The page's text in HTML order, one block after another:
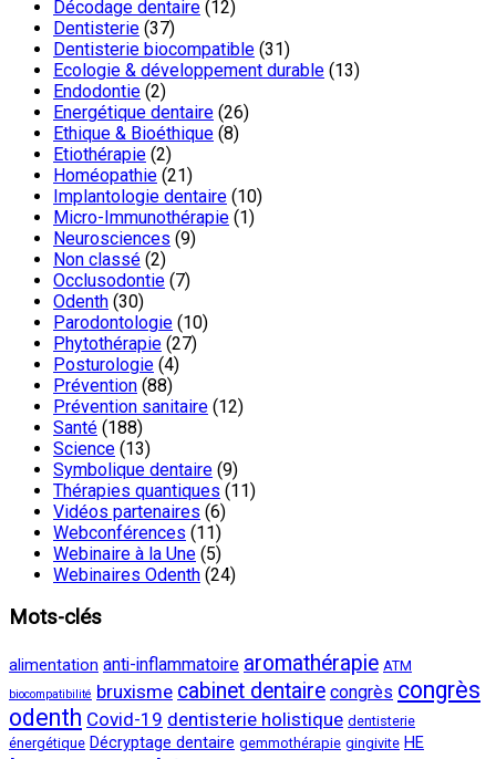
Décodage dentaire (12)
Dentisterie (37)
Dentisterie biocompatible (31)
Ecologie & développement durable (13)
Endodontie (2)
Energétique dentaire (26)
Ethique & Bioéthique (8)
Etiothérapie (2)
Homéopathie (21)
Implantologie dentaire (10)
Micro-Immunothérapie (1)
Neurosciences (9)
Non classé (2)
Occlusodontie (7)
Odenth (30)
Parodontologie (10)
Phytothérapie (27)
Posturologie (4)
Prévention (88)
Prévention sanitaire (12)
Santé (188)
Science (13)
Symbolique dentaire (9)
Thérapies quantiques (11)
Vidéos partenaires (6)
Webconférences (11)
Webinaire à la Une (5)
Webinaires Odenth (24)
Mots-clés
alimentation anti-inflammatoire aromathérapie ATM
biocompatibilité bruxisme cabinet dentaire congrès congrès
odenth Covid-19 dentisterie holistique dentisterie
énergétique Décryptage dentaire gemmothérapie gingivite HE